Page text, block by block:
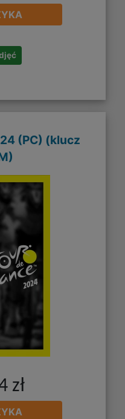
(PC) (klucz
zł